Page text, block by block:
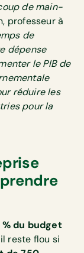
de main-
professeur à
de
dépense
le PIB de
réduire les
pour la
% du budget
reste flou si